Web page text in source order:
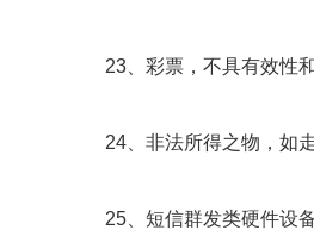
23、彩票，不具有效性
24、非法所得之物，如
25、短信群发类硬件设